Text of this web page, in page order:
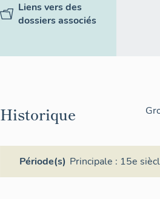
Liens vers des
dossiers associés
Historique
Période(s) Principale : 15e